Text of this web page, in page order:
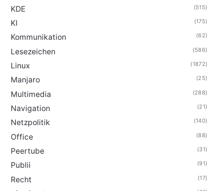
KDE (515)
KI (175)
Kommunikation (62)
Lesezeichen (586)
Linux (1872)
Manjaro (25)
Multimedia (288)
Navigation (21)
Netzpolitik (140)
Office (88)
Peertube (31)
Publii (91)
Recht (17)